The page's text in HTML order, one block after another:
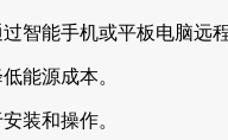
智能手机或平板电脑远程
能源成本。
装和操作。